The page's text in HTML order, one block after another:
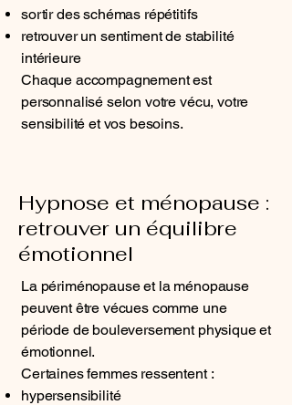
sortir des schémas répétitifs
retrouver un sentiment de stabilité
intérieure
Chaque accompagnement est
personnalisé selon votre vécu, votre
sensibilité et vos besoins.
Hypnose et ménopause :
retrouver un équilibre
émotionnel
La périménopause et la ménopause
peuvent être vécues comme une
période de bouleversement physique et
émotionnel.
Certaines femmes ressentent :
hypersensibilité